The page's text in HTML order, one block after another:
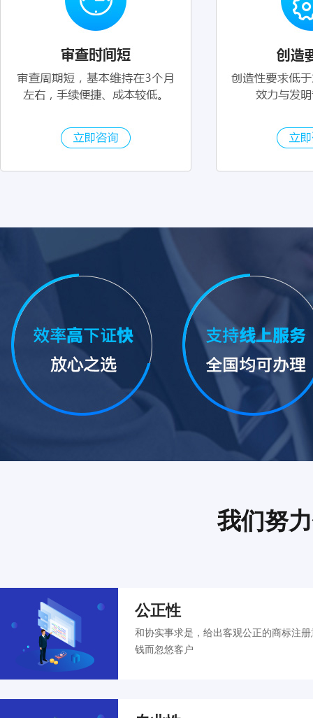
我们努
公正性
和协实事求是，给出客观公正的商标注
钱而忽悠客户